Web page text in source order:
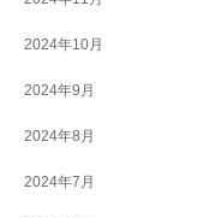
2024年10月
2024年9月
2024年8月
2024年7月